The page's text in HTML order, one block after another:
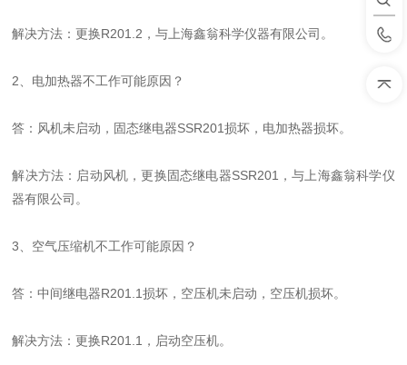
解决方法：更换R201.2，与上海鑫翁科学仪器有限公司。
2 、电加热器不工作可能原因？
答：风机未启动，固态继电器SSR201损坏 ，电加热器损坏。
解决方法： 启动风机 ，更换固态继电器SSR201 ，与上海鑫翁科学仪
器有限公司。
3 、空气压缩机不工作可能原因？
答：中间继电器R201.1损坏 ，空压机未启动 ，空压机损坏。
解决方法：更换R201.1 ，启动空压机。